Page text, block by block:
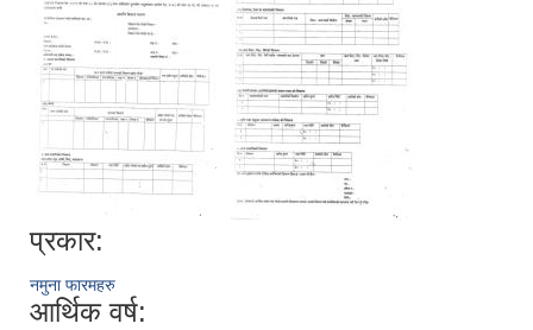
प्रकार:
नमुना फारमहरु
आर्थिक वर्ष: